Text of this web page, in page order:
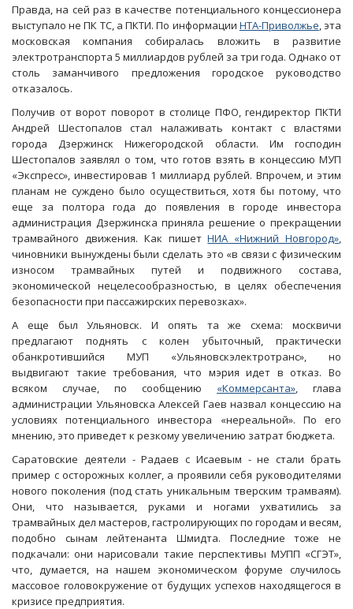
Правда, на сей раз в качестве потенциального концессионера
выступало не ПК ТС, а ПКТИ. По информации НТА-Приволжье , эта
московская компания собиралась вложить в развитие
электротранспорта 5 миллиардов рублей за три года. Однако от
столь заманчивого предложения городское руководство
отказалось.
Получив от ворот поворот в столице ПФО, гендиректор ПКТИ
Андрей Шестопалов стал налаживать контакт с властями
города Дзержинск Нижегородской области. Им господин
Шестопалов заявлял о том, что готов взять в концессию МУП
«Экспресс», инвестировав 1 миллиард рублей. Впрочем, и этим
планам не суждено было осуществиться, хотя бы потому, что
еще за полтора года до появления в городе инвестора
администрация Дзержинска приняла решение о прекращении
трамвайного движения. Как пишетНИА «Нижний Новгород»
чиновники вынуждены были сделать это «в связи с физическим
износом трамвайных путей и подвижного состава,
экономической нецелесообразностью, в целях обеспечения
безопасности при пассажирских перевозках».
А еще был Ульяновск. И опять та же схема: москвичи
предлагают поднять с колен убыточный, практически
обанкротившийся МУП «Ульяновскэлектротранс», но
выдвигают такие требования, что мэрия идет в отказ. Во
всяком случае, по сообщению «Коммерсанта» , глава
администрации Ульяновска Алексей Гаев назвал концессию на
условиях потенциального инвестора «нереальной». По его
мнению, это приведет к резкому увеличению затрат бюджета.
Саратовские деятели - Радаев с Исаевым - не стали брать
пример с осторожных коллег, а проявили себя руководителями
нового поколения (под стать уникальным тверским трамваям).
Они, что называется, руками и ногами ухватились за
трамвайных дел мастеров, гастролирующих по городам и весям,
подобно сынам лейтенанта Шмидта. Последние тоже не
подкачали: они нарисовали такие перспективы МУПП «СГЭТ»,
что, думается, на нашем экономическом форуме случилось
массовое головокружение от будущих успехов находящегося в
кризисе предприятия.